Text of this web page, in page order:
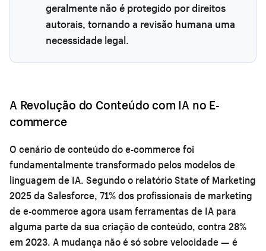
geralmente não é protegido por direitos
autorais, tornando a revisão humana uma
necessidade legal.
A Revolução do Conteúdo com IA no E-
commerce
O cenário de conteúdo do e-commerce foi
fundamentalmente transformado pelos modelos de
linguagem de IA. Segundo o relatório State of Marketing
2025 da Salesforce, 71% dos profissionais de marketing
de e-commerce agora usam ferramentas de IA para
alguma parte da sua criação de conteúdo, contra 28%
em 2023. A mudança não é só sobre velocidade — é